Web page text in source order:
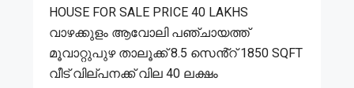
HOUSE FOR SALE PRICE 40 LAKHS
വാഴക്കുളം ആവോലി പഞ്ചായത്ത്
മൂവാറ്റുപുഴ താലൂക്ക് 8.5 സെൻ്റ് 1850 SQFT
വീട് വില്പനക്ക് വില 40 ലക്ഷം